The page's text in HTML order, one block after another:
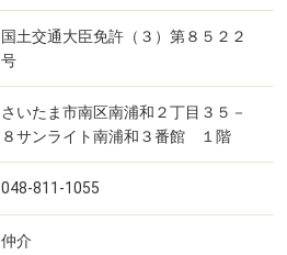
国土交通大臣免許（３）第８５２２
号
さいたま市南区南浦和２丁目３５－
８サンライト南浦和３番館 １階
048-811-1055
仲介